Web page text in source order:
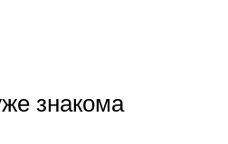
знакома